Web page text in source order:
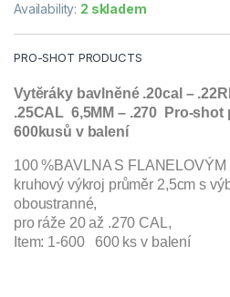
Availability: 2 skladem
PRO-SHOT PRODUCTS
Vytěráky bavlněné .20cal –
.25CAL 6,5MM – .270 Pro-shot
600kusů v balení
100 %BAVLNA S
kruhový výkroj průměr 2,5cm s
oboustranné,
pro ráže 20 až .270 CAL,
Item: 1-600 600 ks v balení